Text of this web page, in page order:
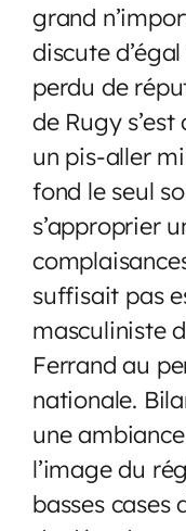
grand
discute
perdu de
de Rugy
un pis-aller
fond le seul
s’approprier
suffisait pas
masculiniste
Ferrand au
nationale.
une
l’image du
basses cases